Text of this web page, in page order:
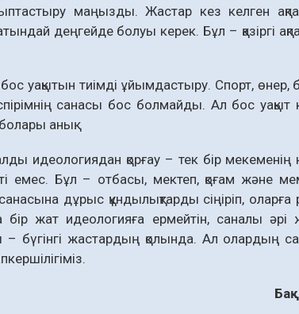
маңызды. Жастар кез келген
деңгейде болуы керек. Бұл – қазіргі
уақытын тиімді ұйымдастыру. Спорт, өнер,
санасы бос болмайды. Ал бос
анық.
идеологиядан қорғау – тек бір
емес. Бұл – отбасы, мектеп, қоғам және
дұрыс құндылықтарды сіңіріп, оларға
бір жат идеологияға ермейтін, саналы
– бүгінгі жастардың қолында. Ал олардың